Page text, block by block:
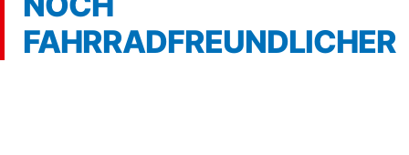
FAHRRADFREUNDLICHER